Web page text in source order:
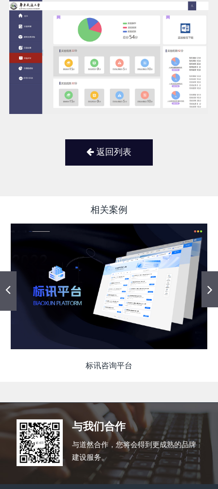
返回列表
相关案例
标讯咨询平台
与我们合作
与道然合作，您将会得到更成熟的品牌
建设服务。